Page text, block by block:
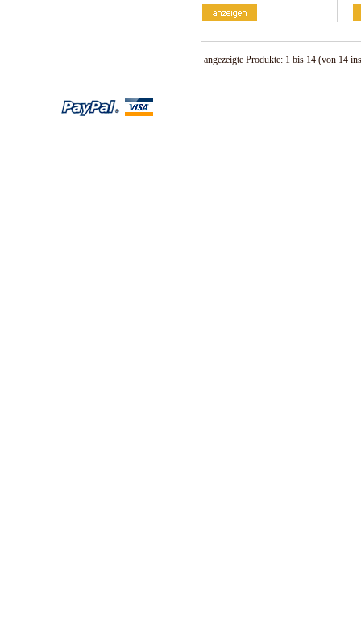
angezeigte Produkte: 1 bis 14 (von 14